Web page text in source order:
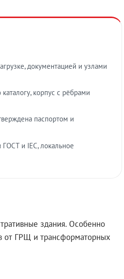
документацией и узлами
корпус с рёбрами
паспортом и
и IEC, локальное
здания. Особенно
от ГРЩ и трансформаторных